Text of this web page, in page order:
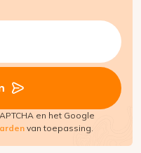
en het Google
van toepassing.